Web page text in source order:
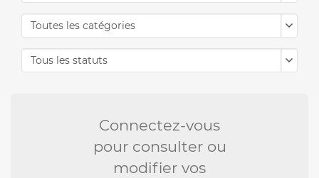
Toutes les catégories
Tous les statuts
Connectez-vous
pour consulter ou
modifier vos